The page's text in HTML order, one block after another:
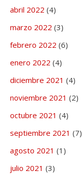
abril 2022 (4)
marzo 2022 (3)
febrero 2022 (6)
enero 2022 (4)
diciembre 2021 (4)
noviembre 2021 (2)
octubre 2021 (4)
septiembre 2021 (7)
agosto 2021 (1)
julio 2021 (3)